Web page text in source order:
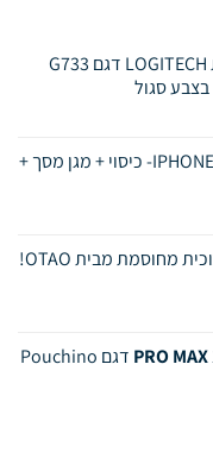
אוזניות גיימינג אלחוטיות מבית LOGITECH דגם G733
ערכת SKECH ל IPHONE 13 PRO MAX- כיסוי + מגן מסך +
מזכוכית מחוסמת מבית OTAO!
PRO MAX
דגם Pouchino